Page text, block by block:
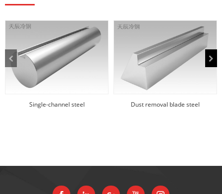
Single-channel steel Dust removal blade steel